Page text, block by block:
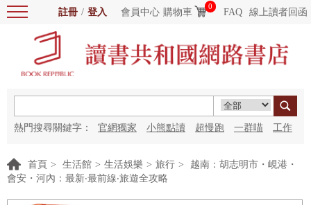
註冊 / 登入 會員中心 購物車
0
FAQ 線上讀者回函
熱門搜尋關鍵字： 官網獨家 小熊點讀 超慢跑 一群喵 工作
首頁 > 生活館 > 生活娛樂 > 旅行 >
越南：胡志明市・峴港・
會安・河內：最新‧最前線‧旅遊全攻略